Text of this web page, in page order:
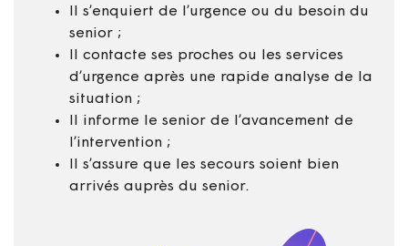
Il s’enquiert de l’urgence ou du besoin du
senior ;
Il contacte ses proches ou les services
d’urgence après une rapide analyse de la
situation ;
Il informe le senior de l’avancement de
l’intervention ;
Il s’assure que les secours soient bien
arrivés auprès du senior.